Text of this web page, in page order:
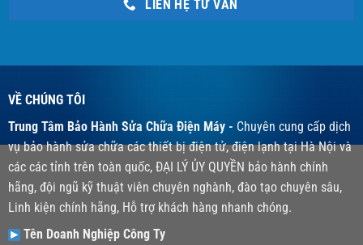
LIÊN HỆ TƯ VẤN
VỀ CHÚNG TÔI
Trung Tâm Bảo Hành Sửa Chữa Điện Máy - Chuyên cung cấp dịch
vụ bảo hành sửa chữa các thiết bị điện tử, điện lạnh tại Hà Nội và
các các tỉnh trên toàn quốc, ĐẠI LÝ ỦY QUYỀN bảo hành chính
hãng, đội ngũ kỹ thuật viên chuyên nghành, đào tạo chuyên sâu,
Linh kiện chính hãng, Hỗ trợ khách hàng nhanh chóng.
Tên Doanh Nghiệp Công Ty